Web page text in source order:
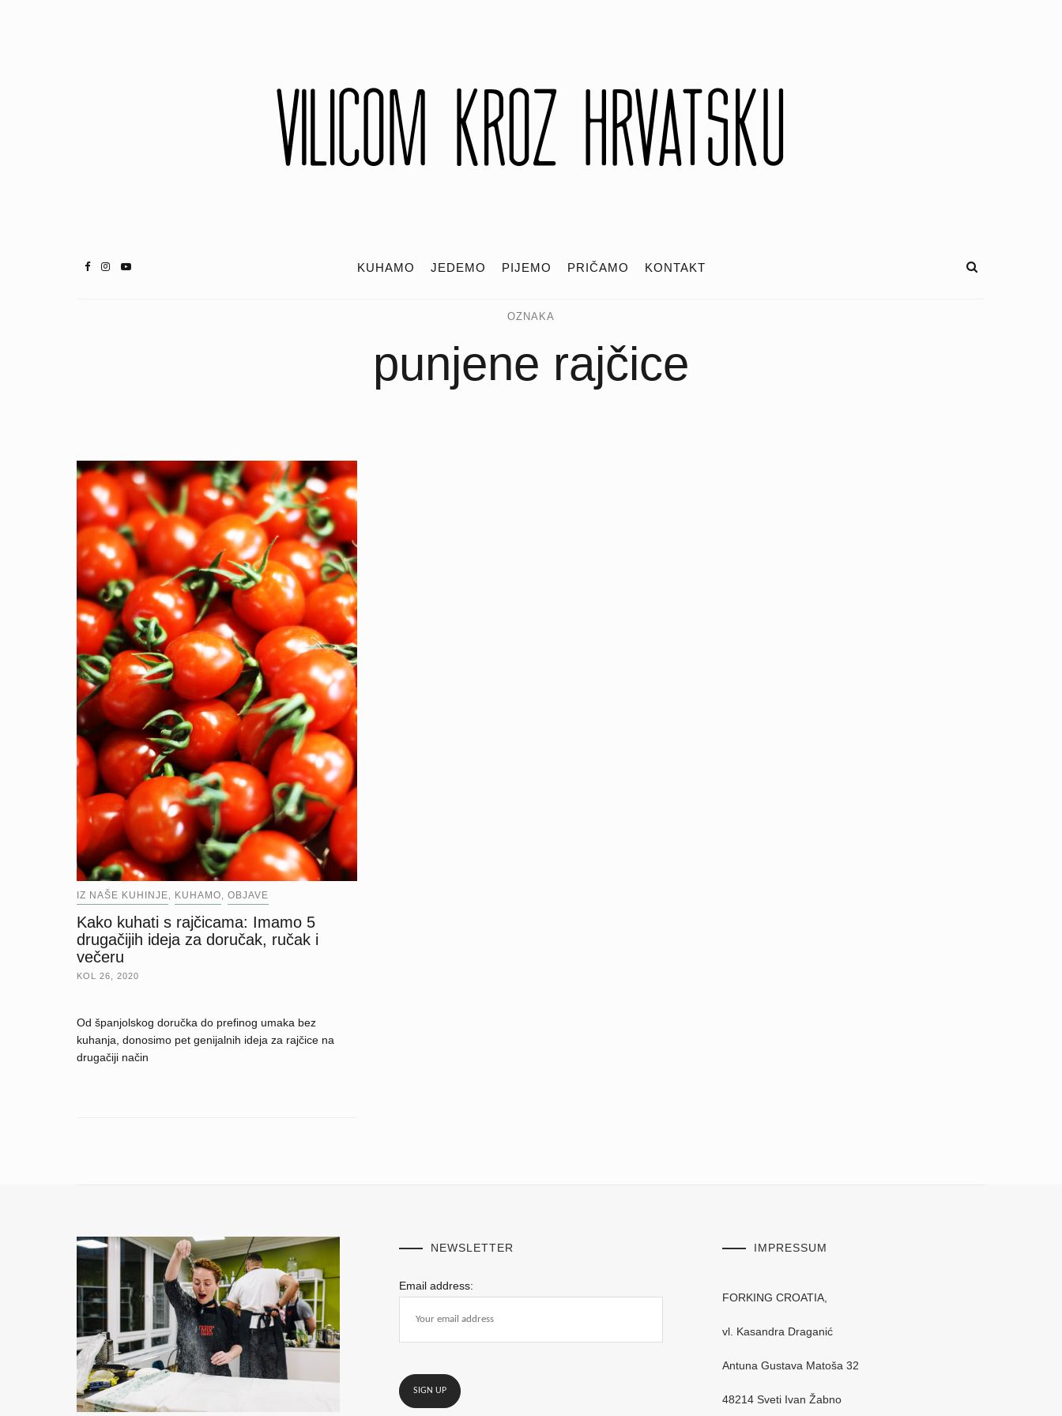
KUHAMO JEDEMO PIJEMO PRIČAMO KONTAKT
OZNAKA
punjene rajčice
IZ NAŠE KUHINJE KUHAMO OBJAVE
Kako kuhati s rajčicama: Imamo 5
drugačijih ideja za doručak, ručak i
večeru
KOL 26, 2020
Od španjolskog doručka do prefinog umaka bez
kuhanja, donosimo pet genijalnih ideja za rajčice na
drugačiji način
NEWSLETTER
Email address:
IMPRESSUM
FORKING CROATIA,
vl. Kasandra Draganić
Antuna Gustava Matoša 32
48214 Sveti Ivan Žabno